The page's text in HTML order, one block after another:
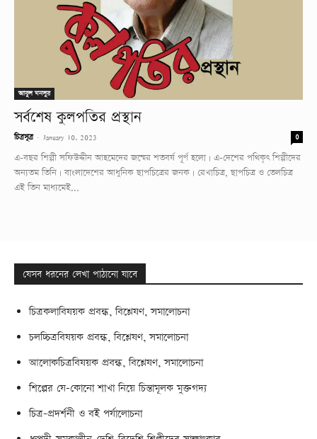
আবুল মনসুর
সর্বশেষ কুলপতির প্রস্থান
চিত্রসূত্র - January 10, 2023 0
এ-বছর শিল্পী সফিউদ্দীন আহমেদের জন্মের শতবর্ষ পূর্ণ হলো। এ-দেশের পথিকৃৎ শিল্পীদের
অন্যতম তিনি। বাংলাদেশের আধুনিক ছাপচিত্রের জনক। রেখাচিত্র, ছাপচিত্র ও তেলচিত্র
এই তিন মাধ্যমেই...
যেসব ধরনের লেখা পাঠানো যাবে
চিত্রকলাবিষয়ক প্রবন্ধ, বিশ্লেষণ, সমালোচনা
চলচ্চিত্রবিষয়ক প্রবন্ধ, বিশ্লেষণ, সমালোচনা
আলোকচিত্রবিষয়ক প্রবন্ধ, বিশ্লেষণ, সমালোচনা
শিল্পের যে-কোনো শাখা নিয়ে চিন্তামূলক মুক্তগদ্য
চিত্র-প্রদর্শনী ও বই পর্যালোচনা